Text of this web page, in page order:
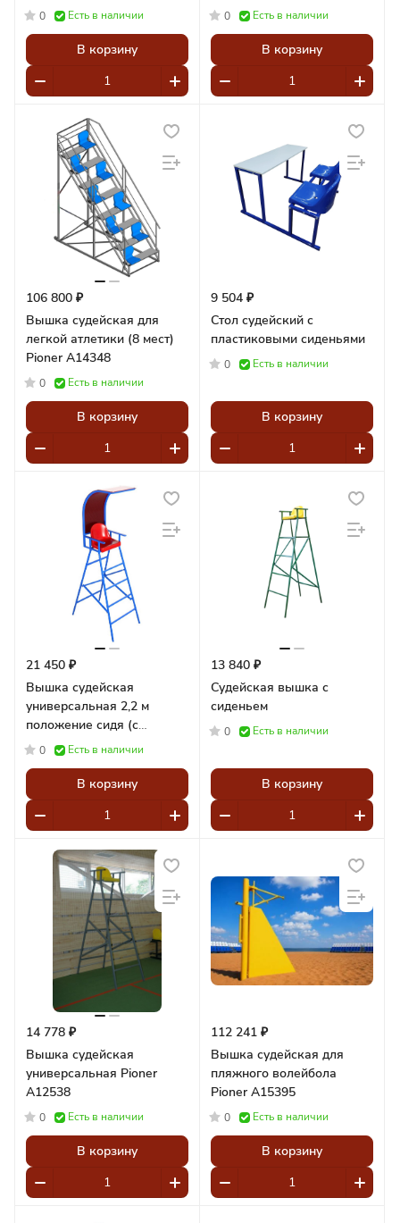
A14351
0 Есть в наличии
В корзину
A14350
0 Есть в наличии
В корзину
106 800 ₽
Вышка судейская для
легкой атлетики (8 мест)
Pioner A14348
0 Есть в наличии
В корзину
9 504 ₽
Стол судейский с
пластиковыми сиденьями
0 Есть в наличии
В корзину
21 450 ₽
Вышка судейская
универсальная 2,2 м
положение сидя (с
навесом) Pioner A14349
0 Есть в наличии
В корзину
13 840 ₽
Судейская вышка с
сиденьем
0 Есть в наличии
В корзину
14 778 ₽
Вышка судейская
универсальная Pioner
A12538
0 Есть в наличии
В корзину
112 241 ₽
Вышка судейская для
пляжного волейбола
Pioner A15395
0 Есть в наличии
В корзину